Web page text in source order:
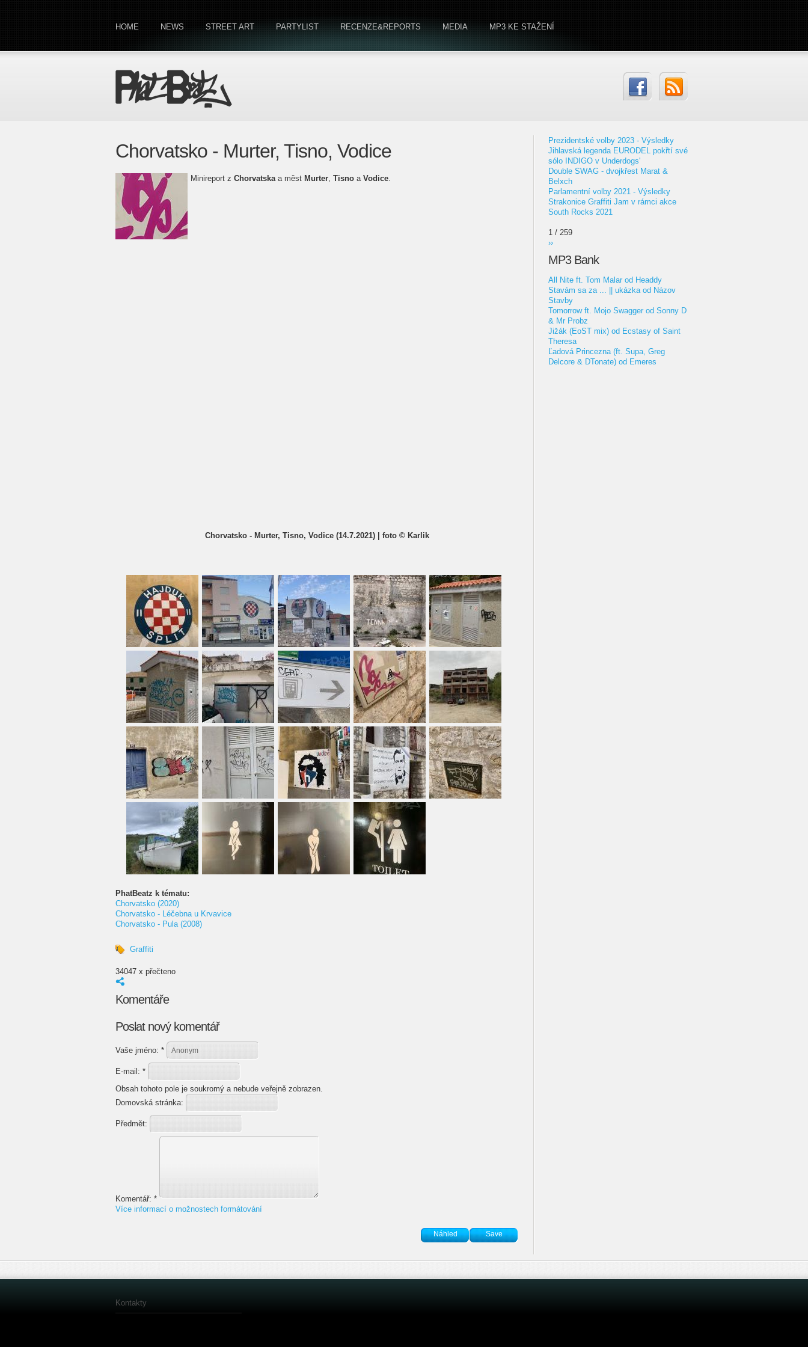
HOME NEWS STREET ART PARTYLIST RECENZE&REPORTS MEDIA MP3 KE STAŽENÍ
Chorvatsko - Murter, Tisno, Vodice
Minireport z Chorvatskaa měst Murter, Tisno a Vodice.
Chorvatsko - Murter, Tisno, Vodice (14.7.2021) | foto © Karlik
PhatBeatz k tématu:
Chorvatsko (2020)
Chorvatsko - Léčebna u Krvavice
Chorvatsko - Pula (2008)
Graffiti
34047 x přečteno
Komentáře
Poslat nový komentář
Vaše jméno: *
E-mail: *
Obsah tohoto pole je soukromý a nebude veřejně zobrazen.
Domovská stránka:
Předmět:
Komentář: *
Více informací o možnostech formátování
Prezidentské volby 2023 - Výsledky
Jihlavská legenda EURODEL pokřtí své
sólo INDIGO v Underdogs'
Double SWAG - dvojkřest Marat &
Belxch
Parlamentní volby 2021 - Výsledky
Strakonice Graffiti Jam v rámci akce
South Rocks 2021
1 / 259
››
MP3 Bank
All Nite ft. Tom Malar od Headdy
Stavám sa za ... || ukázka od Názov
Stavby
Tomorrow ft. Mojo Swagger od Sonny D
& Mr Probz
Jižák (EoST mix) od Ecstasy of Saint
Theresa
Ľadová Princezna (ft. Supa, Greg
Delcore & DTonate) od Emeres
Kontakty